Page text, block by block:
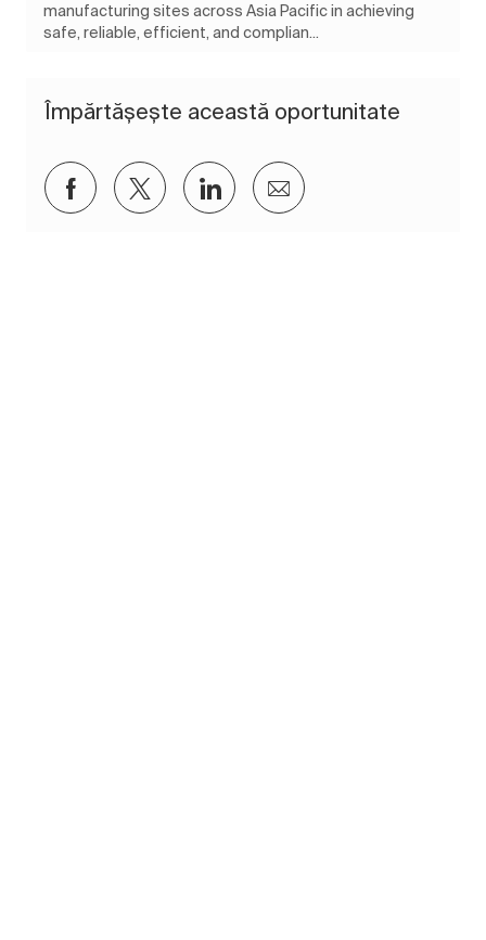
manufacturing sites across Asia Pacific in achieving
safe, reliable, efficient, and complian...
Împărtășește această oportunitate
Distribuiți prin Facebook
Distribuiți prin twitter
Distribuiți prin LinkedIn
Distribuiți prin e-